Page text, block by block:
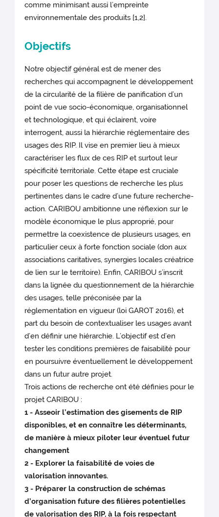
comme minimisant aussi l’empreinte
environnementale des produits [1,2].
Objectifs
Notre objectif général est de mener des
recherches qui accompagnent le développement
de la circularité de la filière de panification d’un
point de vue socio-économique, organisationnel
et technologique, et qui éclairent, voire
interrogent, aussi la hiérarchie réglementaire des
usages des RIP. Il vise en premier lieu à mieux
caractériser les flux de ces RIP et surtout leur
spécificité territoriale. Cette étape est cruciale
pour poser les questions de recherche les plus
pertinentes dans le cadre d’une future recherche-
action. CARIBOU ambitionne une réflexion sur le
modèle économique le plus approprié, pour
permettre la coexistence de plusieurs usages, en
particulier ceux à forte fonction sociale (don aux
associations caritatives, synergies locales créatrice
de lien sur le territoire). Enfin, CARIBOU s’inscrit
dans la lignée du questionnement de la hiérarchie
des usages, telle préconisée par la
réglementation en vigueur (loi GAROT 2016), et
part du besoin de contextualiser les usages avant
d’en définir une hiérarchie. L’objectif est d’en
tester les conditions premières de faisabilité pour
en poursuivre éventuellement le développement
dans un futur autre projet.
Trois actions de recherche ont été définies pour le
projet CARIBOU :
1 - Asseoir l’estimation des gisements de RIP
disponibles, et en connaître les déterminants,
de manière à mieux piloter leur éventuel futur
changement
2 - Explorer la faisabilité de voies de
valorisation innovantes.
3 - Préparer la construction de schémas
d’organisation future des filières potentielles
de valorisation des RIP, à la fois respectant